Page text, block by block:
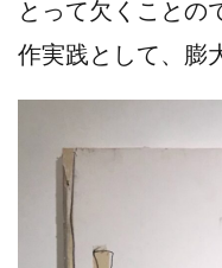
とって欠くことの
作実践として、膨